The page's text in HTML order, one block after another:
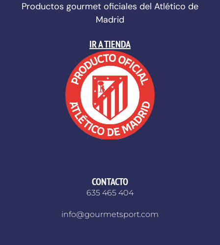
Productos gourmet oficiales del Atlético de
Madrid
IR A TIENDA
CONTACTO
635 465 404
info@gourmetsport.com